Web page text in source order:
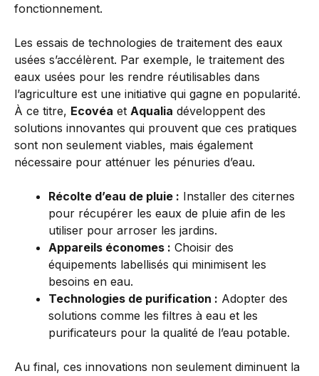
fonctionnement.
Les essais de technologies de traitement des eaux
usées s’accélèrent. Par exemple, le traitement des
eaux usées pour les rendre réutilisables dans
l’agriculture est une initiative qui gagne en popularité.
À ce titre, Ecovéa et Aqualia développent des
solutions innovantes qui prouvent que ces pratiques
sont non seulement viables, mais également
nécessaire pour atténuer les pénuries d’eau.
Récolte d’eau de pluie : Installer des citernes
pour récupérer les eaux de pluie afin de les
utiliser pour arroser les jardins.
Appareils économes : Choisir des
équipements labellisés qui minimisent les
besoins en eau.
Technologies de purification : Adopter des
solutions comme les filtres à eau et les
purificateurs pour la qualité de l’eau potable.
Au final, ces innovations non seulement diminuent la